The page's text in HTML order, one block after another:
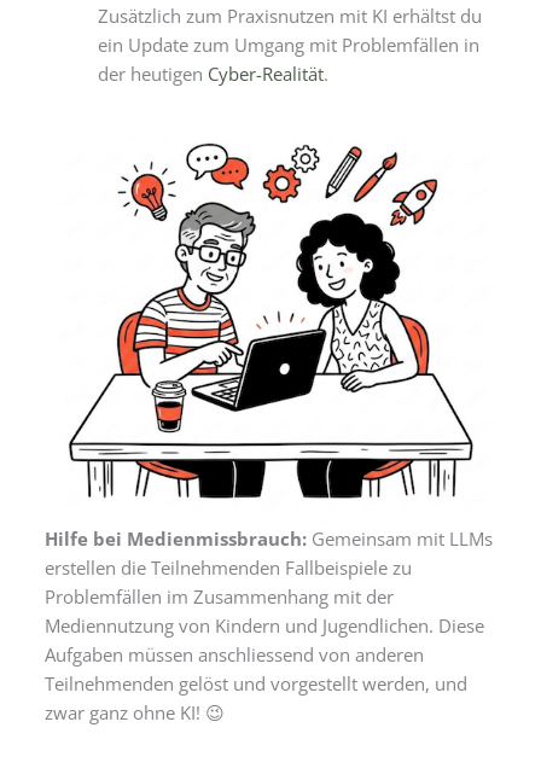
Zusätzlich zum Praxisnutzen mit KI erhältst du
ein Update zum Umgang mit Problemfällen in
der heutigen Cyber-Realität.
Hilfe bei Medienmissbrauch: Gemeinsam mit LLMs
erstellen die Teilnehmenden Fallbeispiele zu
Problemfällen im Zusammenhang mit der
Mediennutzung von Kindern und Jugendlichen. Diese
Aufgaben müssen anschliessend von anderen
Teilnehmenden gelöst und vorgestellt werden, und
zwar ganz ohne KI! 😉